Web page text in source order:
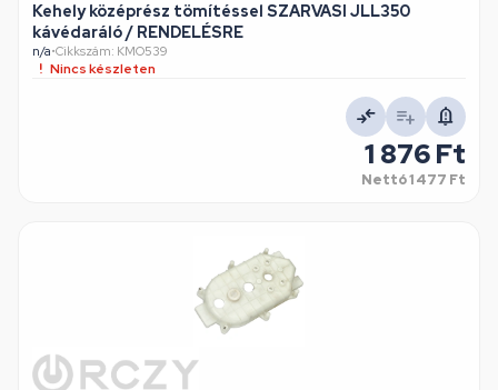
Kehely középrész tömítéssel SZARVASI JLL350
kávédaráló / RENDELÉSRE
n/a•Cikkszám: KMO539
Nincs készleten
1 876 Ft
Nettó1 477 Ft